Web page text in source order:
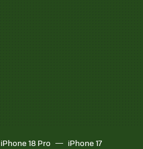
iPhone 18 Pro iPhone 17